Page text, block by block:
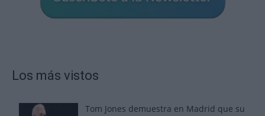
Los más vistos
Tom Jones demuestra en Madrid que su